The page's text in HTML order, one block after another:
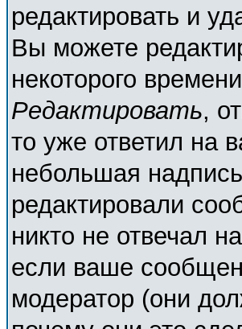
редактировать и
Вы можете
некоторого
Редактировать,
то уже ответил на
небольшая
редактировали
никто не отвечал
если ваше
модератор (они